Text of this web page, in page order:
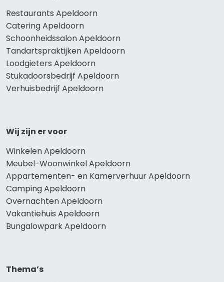
Restaurants Apeldoorn
Catering Apeldoorn
Schoonheidssalon Apeldoorn
Tandartspraktijken Apeldoorn
Loodgieters Apeldoorn
Stukadoorsbedrijf Apeldoorn
Verhuisbedrijf Apeldoorn
Wij zijn er voor
Winkelen Apeldoorn
Meubel-Woonwinkel Apeldoorn
Appartementen- en Kamerverhuur Apeldoorn
Camping Apeldoorn
Overnachten Apeldoorn
Vakantiehuis Apeldoorn
Bungalowpark Apeldoorn
Thema’s